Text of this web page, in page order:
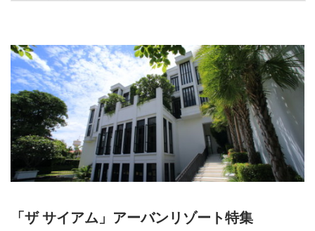
リ
ー
「ザ サイアム」アーバンリゾート特集